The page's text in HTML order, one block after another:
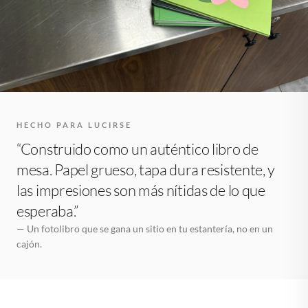
HECHO PARA LUCIRSE
“Construido como un auténtico libro de
mesa. Papel grueso, tapa dura resistente, y
las impresiones son más nítidas de lo que
esperaba.”
— Un fotolibro que se gana un sitio en tu estantería, no en un
cajón.